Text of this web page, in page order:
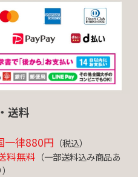
送料
一律880円 （税込）
料無料 （一部送料込み商品あ